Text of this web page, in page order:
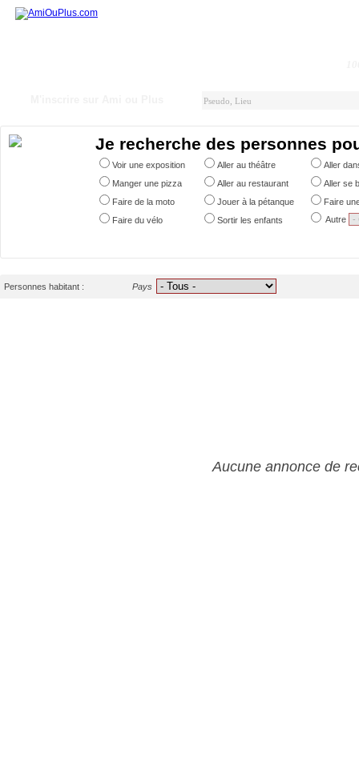
Je recherche des personnes
Voir une exposition Aller au théâtre
Aller
Manger une pizza
Aller au restaurant
Aller se
Faire de la moto
Jouer à la pétanque
Faire
Faire du vélo
Sortir les enfants Autre
Personnes habitant : Pays
Aucune annonce de